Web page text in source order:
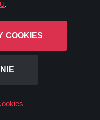
COOKIES
Albert Borschette 4,